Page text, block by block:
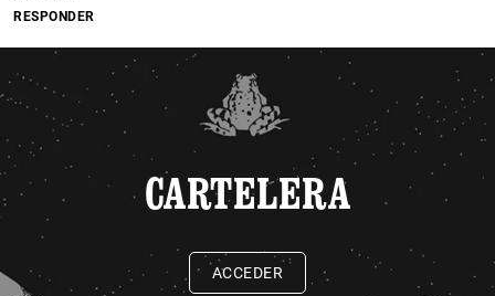
RESPONDER
CARTELERA
ACCEDER